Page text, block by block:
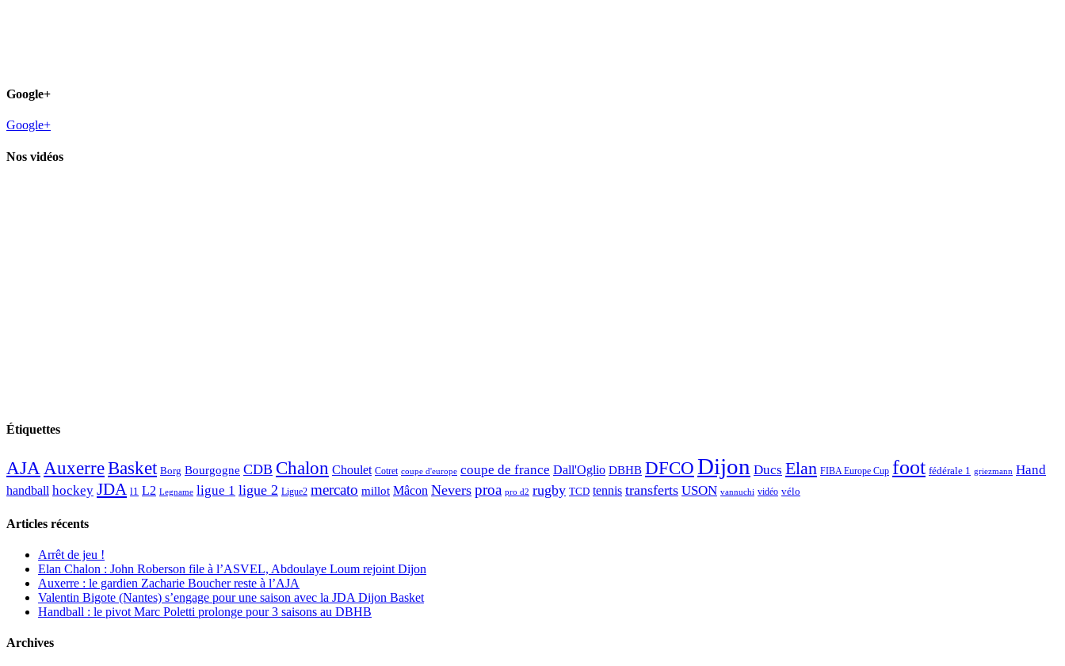
Google+
Google+
Nos vidéos
Étiquettes
AJAAuxerreBasket Borg Bourgogne CDB Chalon Choulet Cotret coupe d'europe coupe de france Dall'Oglio DBHB DFCODijon Ducs Elan FIBA Europe Cup foot fédérale 1 griezmann Hand
handball hockey JDA l1 L2 Legname ligue 1 ligue 2 Ligue2 mercato millot Mâcon Nevers proa pro d2 rugby TCD tennis transferts USON vannuchi vidéo vélo
Articles récents
Arrêt de jeu !
Elan Chalon : John Roberson file à l’ASVEL, Abdoulaye Loum rejoint Dijon
Auxerre : le gardien Zacharie Boucher reste à l’AJA
Valentin Bigote (Nantes) s’engage pour une saison avec la JDA Dijon Basket
Handball : le pivot Marc Poletti prolonge pour 3 saisons au DBHB
Archives